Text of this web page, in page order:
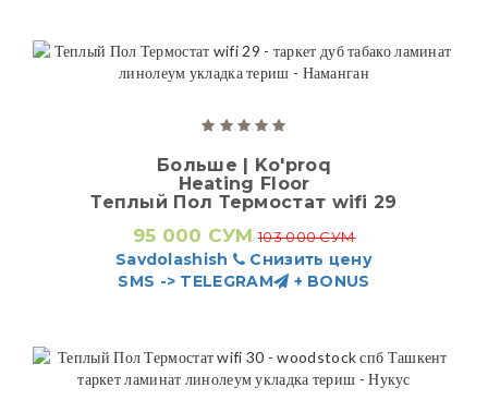
Больше | Ko'proq
Heating Floor
Теплый Пол Термостат wifi 29
95 000 СУМ 103 000 СУМ
Savdolashish
Снизить цену
SMS -> TELEGRAM
+ BONUS